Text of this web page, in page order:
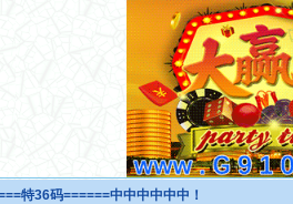
特36码======中中中中中中！